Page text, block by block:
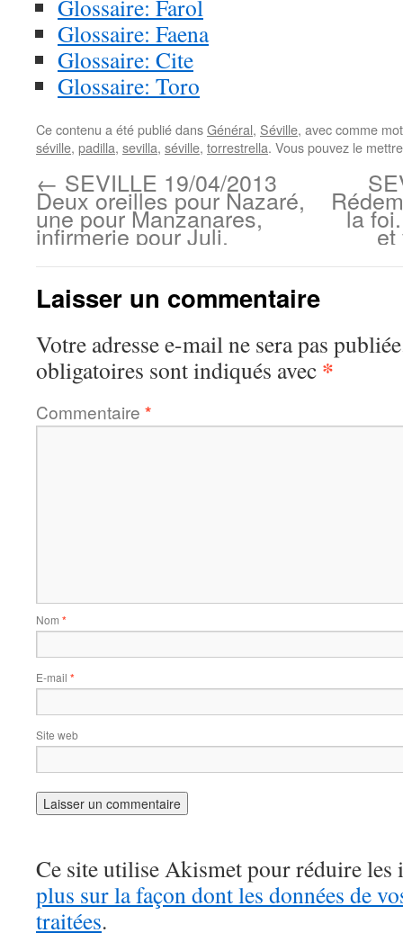
Glossaire: Farol
Glossaire: Faena
Glossaire: Cite
Glossaire: Toro
Ce contenu a été publié dansGénéral, Séville, avec comme
séville, padilla, sevilla, séville, torrestrella. Vous pouvez le
← SEVILLE 19/04/2013
Deux oreilles pour Nazaré,
une pour Manzanares,
infirmerie pour Juli.
la
Laisser un commentaire
Votre adresse e-mail ne sera pas
obligatoires sont indiqués avec *
Commentaire *
Nom *
E-mail *
Site web
Ce site utilise Akismet pour réduire les
plus sur la façon dont les données de
traitées.